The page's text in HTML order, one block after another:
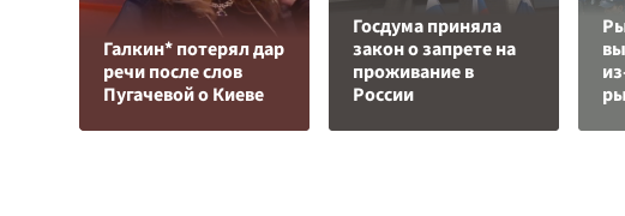
Галкин* потерял дар
речи после слов
Пугачевой о Киеве
Госдума приняла
закон о запрете на
проживание в
России